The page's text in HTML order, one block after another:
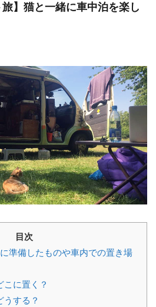
旅】猫と一緒に車中泊を楽し
目次
準備したものや車内での置き場
に置く？
する？